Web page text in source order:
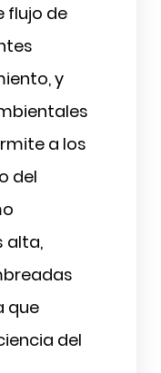
flujo de
y
a los
del
alta,
que
del